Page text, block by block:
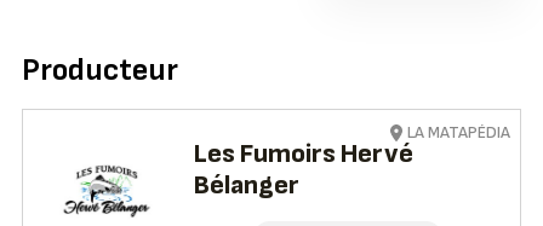
Producteur
Les Fumoirs Hervé
Bélanger
LA MATAPÉDIA